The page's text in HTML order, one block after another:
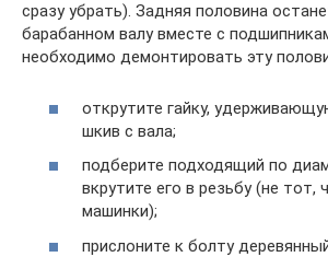
сразу убрать). Задняя половина
барабанном валу вместе с
необходимо демонтировать эту
открутите гайку,
шкив с вала;
подберите подходящий по
вкрутите его в резьбу (не тот,
машинки);
прислоните к болту